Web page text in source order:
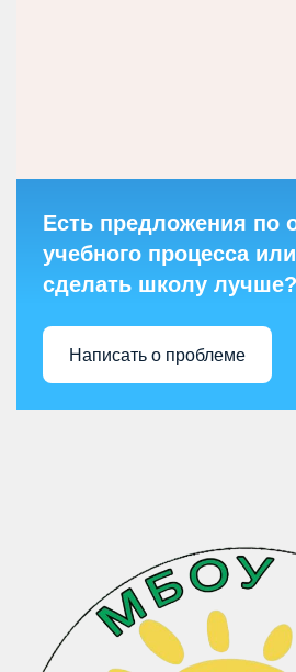
Есть предложения по
учебного процесса
сделать школу лучше?
Написать о проблеме